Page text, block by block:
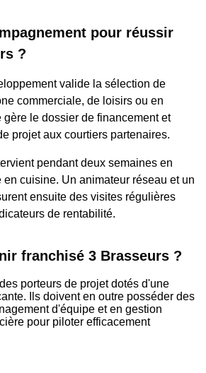
pour réussir
?
valide la sélection de
commerciale, de loisirs ou en
gère le dossier de financement et
projet aux courtiers partenaires.
pendant deux semaines en
cuisine. Un animateur réseau et un
ensuite des visites régulières
de rentabilité.
franchisé 3 Brasseurs ?
porteurs de projet dotés d'une
Ils doivent en outre posséder des
d'équipe et en gestion
pour piloter efficacement